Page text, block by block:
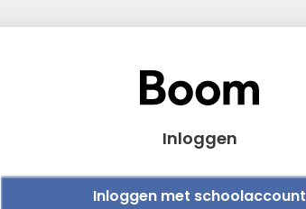
Inloggen
Inloggen met schoolaccount